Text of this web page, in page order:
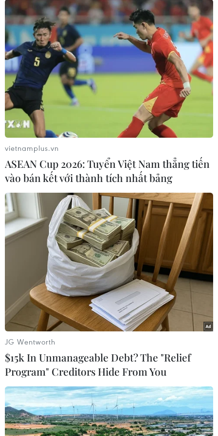
Vị trí cuối tuyến cao tốc Quảng Ngãi-Hoài Nhơn giao với nút
giao tỉnh lộ 639 nối vào cao tốc Hoài Nhơn-Quy Nhơn. (Ảnh:
Dự án đang hoàn thiện những hạng mục cuối cùng để chờ
thông xe kỹ thuật 10km vào ngày 19/8 tới. (Ảnh: Khánh
Hùng/Vietnam+)
vietnamplus.vn
ASEAN Cup 2026: Tuyển Việt Nam thẳng tiến
vào bán kết với thành tích nhất bảng
JG Wentworth
$15k In Unmanageable Debt? The "Relief
Program" Creditors Hide From You